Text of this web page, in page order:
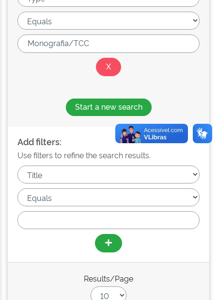
Start a new search
Add filters:
Use filters to refine the search results.
Results/Page